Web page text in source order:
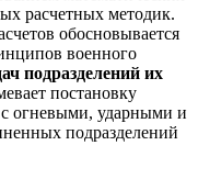
расчетных методик.
обосновывается
военного
подразделений их
постановку
с огневыми, ударными и
подразделений